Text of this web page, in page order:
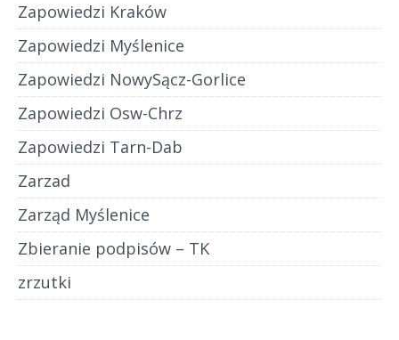
Zapowiedzi Kraków
Zapowiedzi Myślenice
Zapowiedzi NowySącz-Gorlice
Zapowiedzi Osw-Chrz
Zapowiedzi Tarn-Dab
Zarzad
Zarząd Myślenice
Zbieranie podpisów – TK
zrzutki